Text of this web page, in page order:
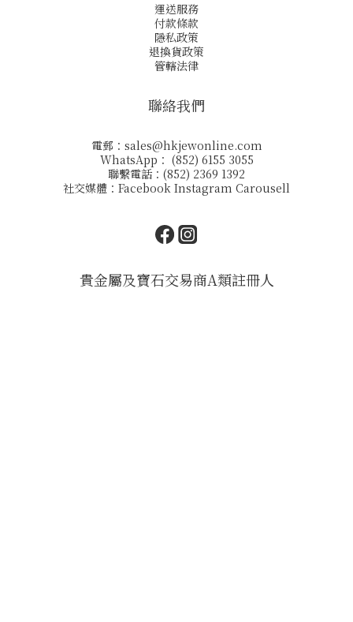
運送服務
付款條款
隱私政策
退換貨政策
管轄法律
聯絡我們
電郵： sales@hkjewonline.com
WhatsApp： (852) 6155 3055
聯繫電話：(852) 2369 1392
社交媒體： Facebook Instagram Carousell
貴金屬及寶石交易商A類註冊人